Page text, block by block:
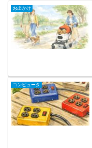
お出かけ
コンピュータ